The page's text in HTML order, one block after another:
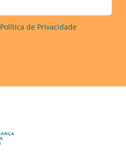
Política de Privacidade